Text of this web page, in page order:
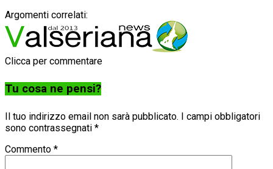
Argomenti correlati:
Clicca per commentare
Tu cosa ne pensi?
Il tuo indirizzo email non sarà pubblicato. I campi obbligatori
sono contrassegnati *
Commento *